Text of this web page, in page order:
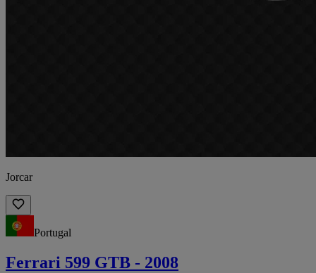
Jorcar
Portugal
Ferrari 599 GTB - 2008